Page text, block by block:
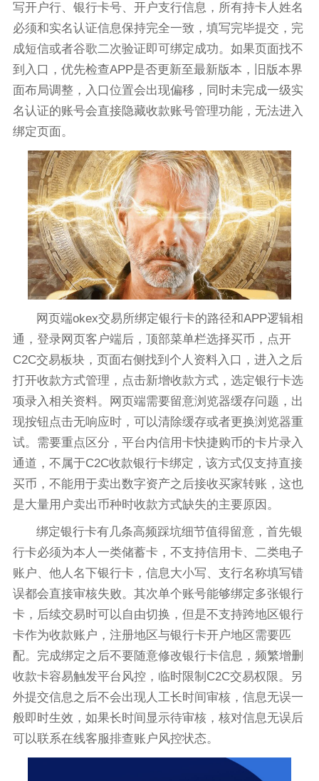
写开户行、银行卡号、开户支行信息，所有持卡人姓名
必须和实名认证信息保持完全一致，填写完毕提交，完
成短信或者谷歌二次验证即可绑定成功。如果页面找不
到入口，优先检查APP是否更新至最新版本，旧版本界
面布局调整，入口位置会出现偏移，同时未完成一级实
名认证的账号会直接隐藏收款账号管理功能，无法进入
绑定页面。
网页端okex交易所绑定银行卡的路径和APP逻辑相
通，登录网页客户端后，顶部菜单栏选择买币，点开
C2C交易板块，页面右侧找到个人资料入口，进入之后
打开收款方式管理，点击新增收款方式，选定银行卡选
项录入相关资料。网页端需要留意浏览器缓存问题，出
现按钮点击无响应时，可以清除缓存或者更换浏览器重
试。需要重点区分，平台内信用卡快捷购币的卡片录入
通道，不属于C2C收款银行卡绑定，该方式仅支持直接
买币，不能用于卖出数字资产之后接收买家转账，这也
是大量用户卖出币种时收款方式缺失的主要原因。
绑定银行卡有几条高频踩坑细节值得留意，首先银
行卡必须为本人一类储蓄卡，不支持信用卡、二类电子
账户、他人名下银行卡，信息大小写、支行名称填写错
误都会直接审核失败。其次单个账号能够绑定多张银行
卡，后续交易时可以自由切换，但是不支持跨地区银行
卡作为收款账户，注册地区与银行卡开户地区需要匹
配。完成绑定之后不要随意修改银行卡信息，频繁增删
收款卡容易触发平台风控，临时限制C2C交易权限。另
外提交信息之后不会出现人工长时间审核，信息无误一
般即时生效，如果长时间显示待审核，核对信息无误后
可以联系在线客服排查账户风控状态。